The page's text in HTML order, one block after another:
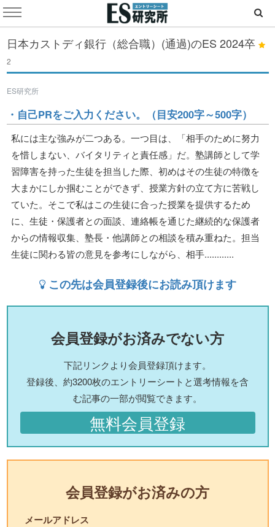
日本カストディ銀行（総合職）(通過)のES 2024卒
2
ES研究所
・自己PRをご入力ください。（目安200字～500字）
私には主な強みが二つある。一つ目は、「相手のために努力
を惜しまない、バイタリティと責任感」だ。塾講師として学
習障害を持った生徒を担当した際、初めはその生徒の特徴を
大まかにしか掴むことができず、授業方針の立て方に苦戦し
ていた。そこで私はこの生徒に合った授業を提供するため
に、生徒・保護者との面談、連絡帳を通じた継続的な保護者
からの情報収集、塾長・他講師との相談を積み重ねた。担当
生徒に関わる皆の意見を参考にしながら、相手............
この先は会員登録後にお読み頂けます
会員登録がお済みでない方
下記リンクより会員登録頂けます。
登録後、約3200枚のエントリーシートと選考情報を含
む記事の一部が閲覧できます。
無料会員登録
会員登録がお済みの方
メールアドレス